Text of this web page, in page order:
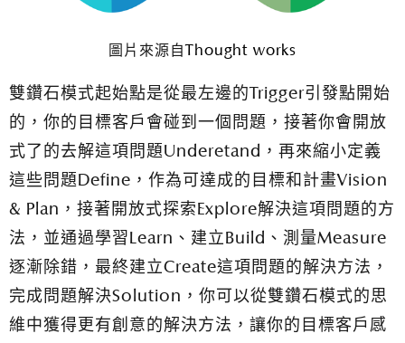
圖片來源自Thought works
雙鑽石模式起始點是從最左邊的Trigger引發點開始
的，你的目標客戶會碰到一個問題，接著你會開放
式了的去解這項問題Underetand，再來縮小定義
這些問題Define，作為可達成的目標和計畫Vision
& Plan，接著開放式探索Explore解決這項問題的方
法，並通過學習Learn、建立Build、測量Measure
逐漸除錯，最終建立Create這項問題的解決方法，
完成問題解決Solution，你可以從雙鑽石模式的思
維中獲得更有創意的解決方法，讓你的目標客戶感